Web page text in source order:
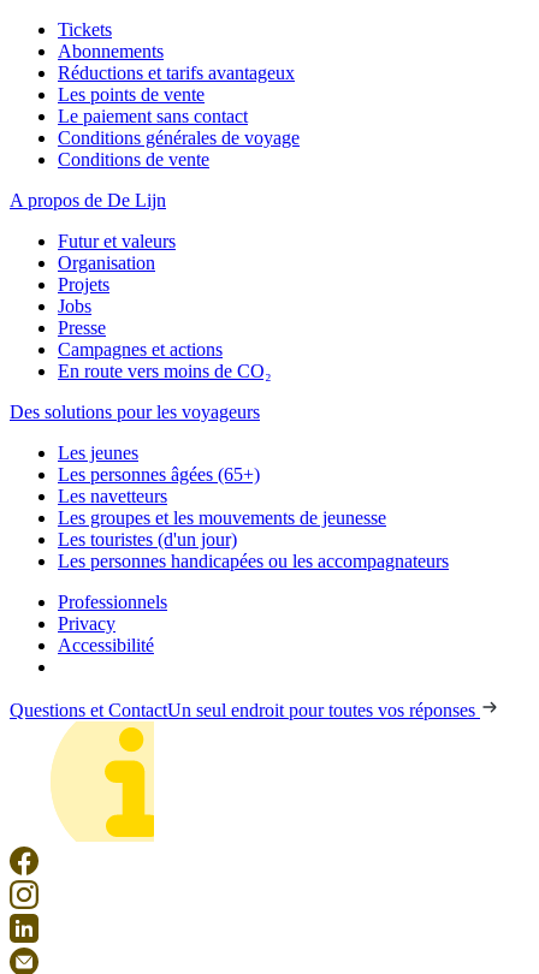
Tickets
Abonnements
Réductions et tarifs avantageux
Les points de vente
Le paiement sans contact
Conditions générales de voyage
Conditions de vente
A propos de De Lijn
Futur et valeurs
Organisation
Projets
Jobs
Presse
Campagnes et actions
En route vers moins de CO₂
Des solutions pour les voyageurs
Les jeunes
Les personnes âgées (65+)
Les navetteurs
Les groupes et les mouvements de jeunesse
Les touristes (d'un jour)
Les personnes handicapées ou les accompagnateurs
Professionnels
Privacy
Accessibilité
Questions et ContactUn seul endroit pour toutes vos réponses